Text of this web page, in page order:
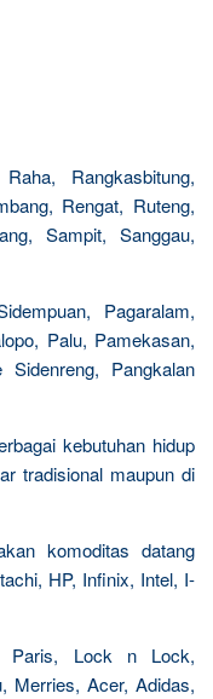
Rangkasbitung,
Rengat, Ruteng,
Sampit, Sanggau,
Pagaralam,
Palu, Pamekasan,
Sidenreng, Pangkalan
kebutuhan hidup
tradisional maupun di
komoditas datang
HP, Infinix, Intel, I-
Paris, Lock n Lock,
Merries, Acer, Adidas,